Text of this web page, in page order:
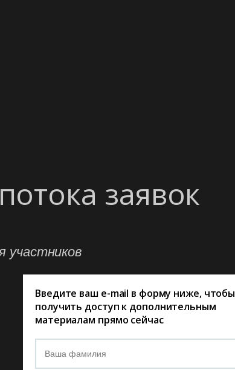
заявок
участников
Введите ваш e-mail в форму ниже, чтобы
получить доступ к дополнительным
материалам прямо сейчас